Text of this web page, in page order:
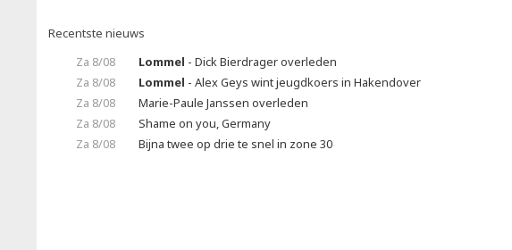
Recentste nieuws
Za 8/08
Lommel - Dick Bierdrager overleden
Za 8/08
Lommel - Alex Geys wint jeugdkoers in Hakendover
Za 8/08
Marie-Paule Janssen overleden
Za 8/08
Shame on you, Germany
Za 8/08
Bijna twee op drie te snel in zone 30